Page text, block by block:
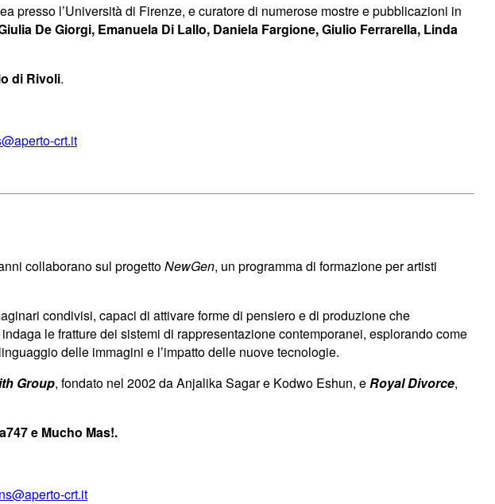
presso l’Università di Firenze, e curatore di numerose mostre e pubblicazioni in
De Giorgi, Emanuela Di Lallo, Daniela Fargione, Giulio Ferrarella, Linda
di Rivoli.
crt.it
collaborano sul progettoNewGen, un programma di formazione per artisti
condivisi, capaci di attivare forme di pensiero e di produzione che
le fratture dei sistemi di rappresentazione contemporanei, esplorando come
delle immagini e l’impatto delle nuove tecnologie.
Group, fondato nel 2002 da Anjalika Sagar e Kodwo Eshun, eRoyal Divorce,
e Mucho Mas!.
crt.it